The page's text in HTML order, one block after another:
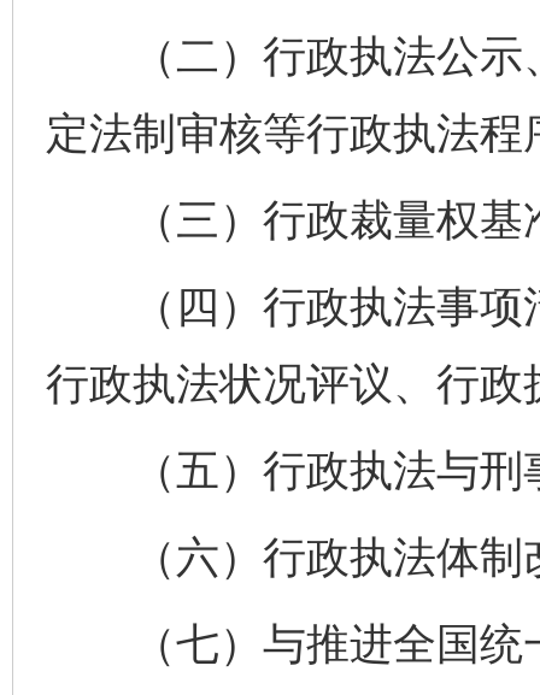
（二）行政执法公示
定法制审核等行政执法程
（三）行政裁量权基
（四）行政执法事项
行政执法状况评议、行
（五）行政执法与刑
（六）行政执法体制
（七）与推进全国统